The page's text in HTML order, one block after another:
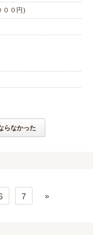
００円)
らなかった
7 »